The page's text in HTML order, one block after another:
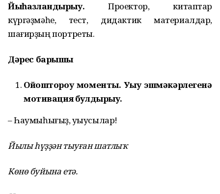
Йыһазландырыу.Проектор, китаптар
күргәҙмәһе, тест, дидактик материалдар,
шағирҙың портреты.
Дәрес барышы
Ойоштороу моменты. Уыу эшмәкәрлегенә
мотивация булдырыу.
– Һаумыһығыҙ, уҡыусылар!
Йылыһүҙҙән тыуған шатлыҡ
Көнө буйына етә.